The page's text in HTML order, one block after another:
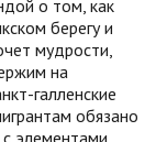
о том, как
берегу и
мудрости,
на
галленские
обязано
элементами